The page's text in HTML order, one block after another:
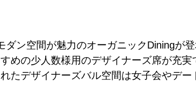
ン空間が魅力のオーガニックDiningが登
めの少人数様用のデザイナーズ席が充実
たデザイナーズバル空間は女子会やデー